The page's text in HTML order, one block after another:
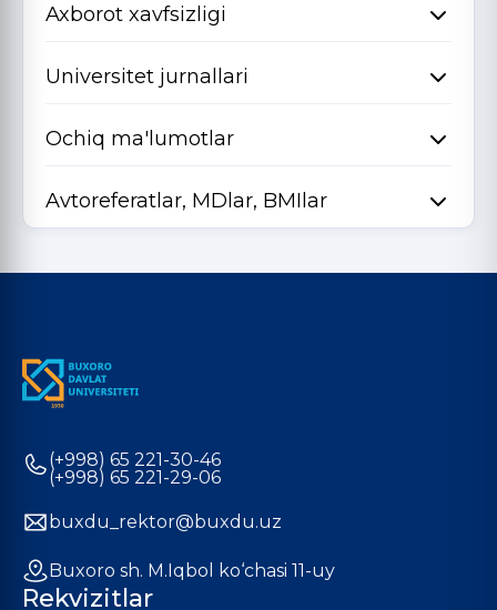
Axborot xavfsizligi
Universitet jurnallari
Ochiq ma'lumotlar
Avtoreferatlar, MDlar, BMIlar
(+998) 65 221-30-46
(+998) 65 221-29-06
buxdu_rektor@buxdu.uz
Buxoro sh. M.Iqbol ko‘chasi 11-uy
Rekvizitlar